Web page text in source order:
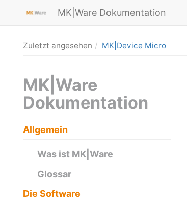
MK|Ware Dokumentation
Zuletzt angesehen MK|Device Micro
MK|Ware
Dokumentation
Allgemein
Was ist MK|Ware
Glossar
Die Software